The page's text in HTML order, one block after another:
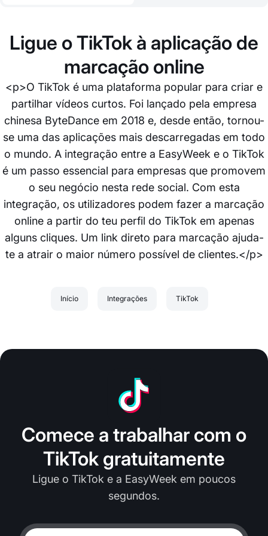
Ligue o TikTok à aplicação de
marcação online
<p>O TikTok é uma plataforma popular para criar e
partilhar vídeos curtos. Foi lançado pela empresa
chinesa ByteDance em 2018 e, desde então, tornou-
se uma das aplicações mais descarregadas em todo
o mundo. A integração entre a EasyWeek e o TikTok
é um passo essencial para empresas que promovem
o seu negócio nesta rede social. Com esta
integração, os utilizadores podem fazer a marcação
online a partir do teu perfil do TikTok em apenas
alguns cliques. Um link direto para marcação ajuda-
te a atrair o maior número possível de clientes.</p>
Início Integrações TikTok
Comece a trabalhar com o
TikTok gratuitamente
Ligue o TikTok e a EasyWeek em poucos
segundos.